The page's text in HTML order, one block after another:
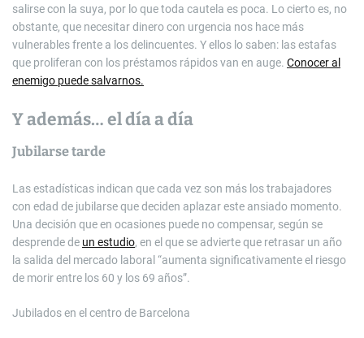
salirse con la suya, por lo que toda cautela es poca. Lo cierto es, no
obstante, que necesitar dinero con urgencia nos hace más
vulnerables frente a los delincuentes. Y ellos lo saben: las estafas
que proliferan con los préstamos rápidos van en auge. Conocer al
enemigo puede salvarnos.
Y además… el día a día
Jubilarse tarde
Las estadísticas indican que cada vez son más los trabajadores
con edad de jubilarse que deciden aplazar este ansiado momento.
Una decisión que en ocasiones puede no compensar, según se
desprende de un estudio, en el que se advierte que retrasar un año
la salida del mercado laboral “aumenta significativamente el riesgo
de morir entre los 60 y los 69 años”.
Jubilados en el centro de Barcelona